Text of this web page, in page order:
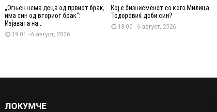
„Огњен нема деца од првиот брак,
има син од вториот брак“:
Изјавата на...
19:01 - 6 август, 2026
Кој е бизнисменот со кого Милица
Тодоровиќ доби син?
18:00 - 6 август, 2026
ЛОКУМЧЕ